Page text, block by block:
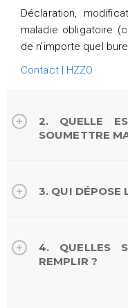
Déclaration,
maladie obligatoire
de n’importe quel
Contact | HZZO
2. QUELLE
SOUMETTRE
3. QUI DÉPOSE
4. QUELLES
REMPLIR ?